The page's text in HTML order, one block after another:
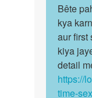
to
by
Bête
pahli
baar
sex
karte…
Bête
kya
aur first
kiya
detail
https://
time-